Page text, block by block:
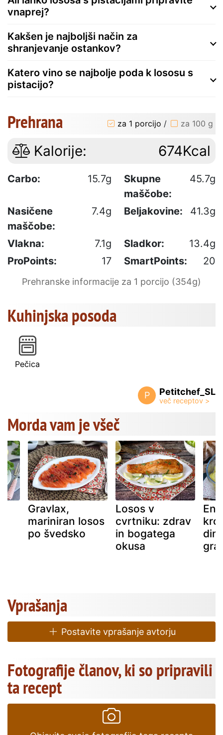
vnaprej?
Kakšen je najboljši način za
shranjevanje ostankov?
Katero vino se najbolje poda k lososu s
pistacijo?
Prehrana za 1 porcijo / za 100 g
Kalorije: 674Kcal
Carbo: 15.7g
Skupne
maščobe:
45.7g
Nasičene
maščobe:
7.4g Beljakovine: 41.3g
Vlakna: 7.1g Sladkor:
13.4g
ProPoints:
17 SmartPoints: 20
Prehranske informacije za 1 porcijo (354g)
Kuhinjska posoda
Pečica
P Petitchef_SL
Morda vam je všeč
Gravlax,
mariniran losos
po švedsko
Losos v
cvrtniku: zdrav
in bogatega
okusa
Vprašanja
Postavite vprašanje avtorju
Fotografije članov, ki so pripravili
ta recept